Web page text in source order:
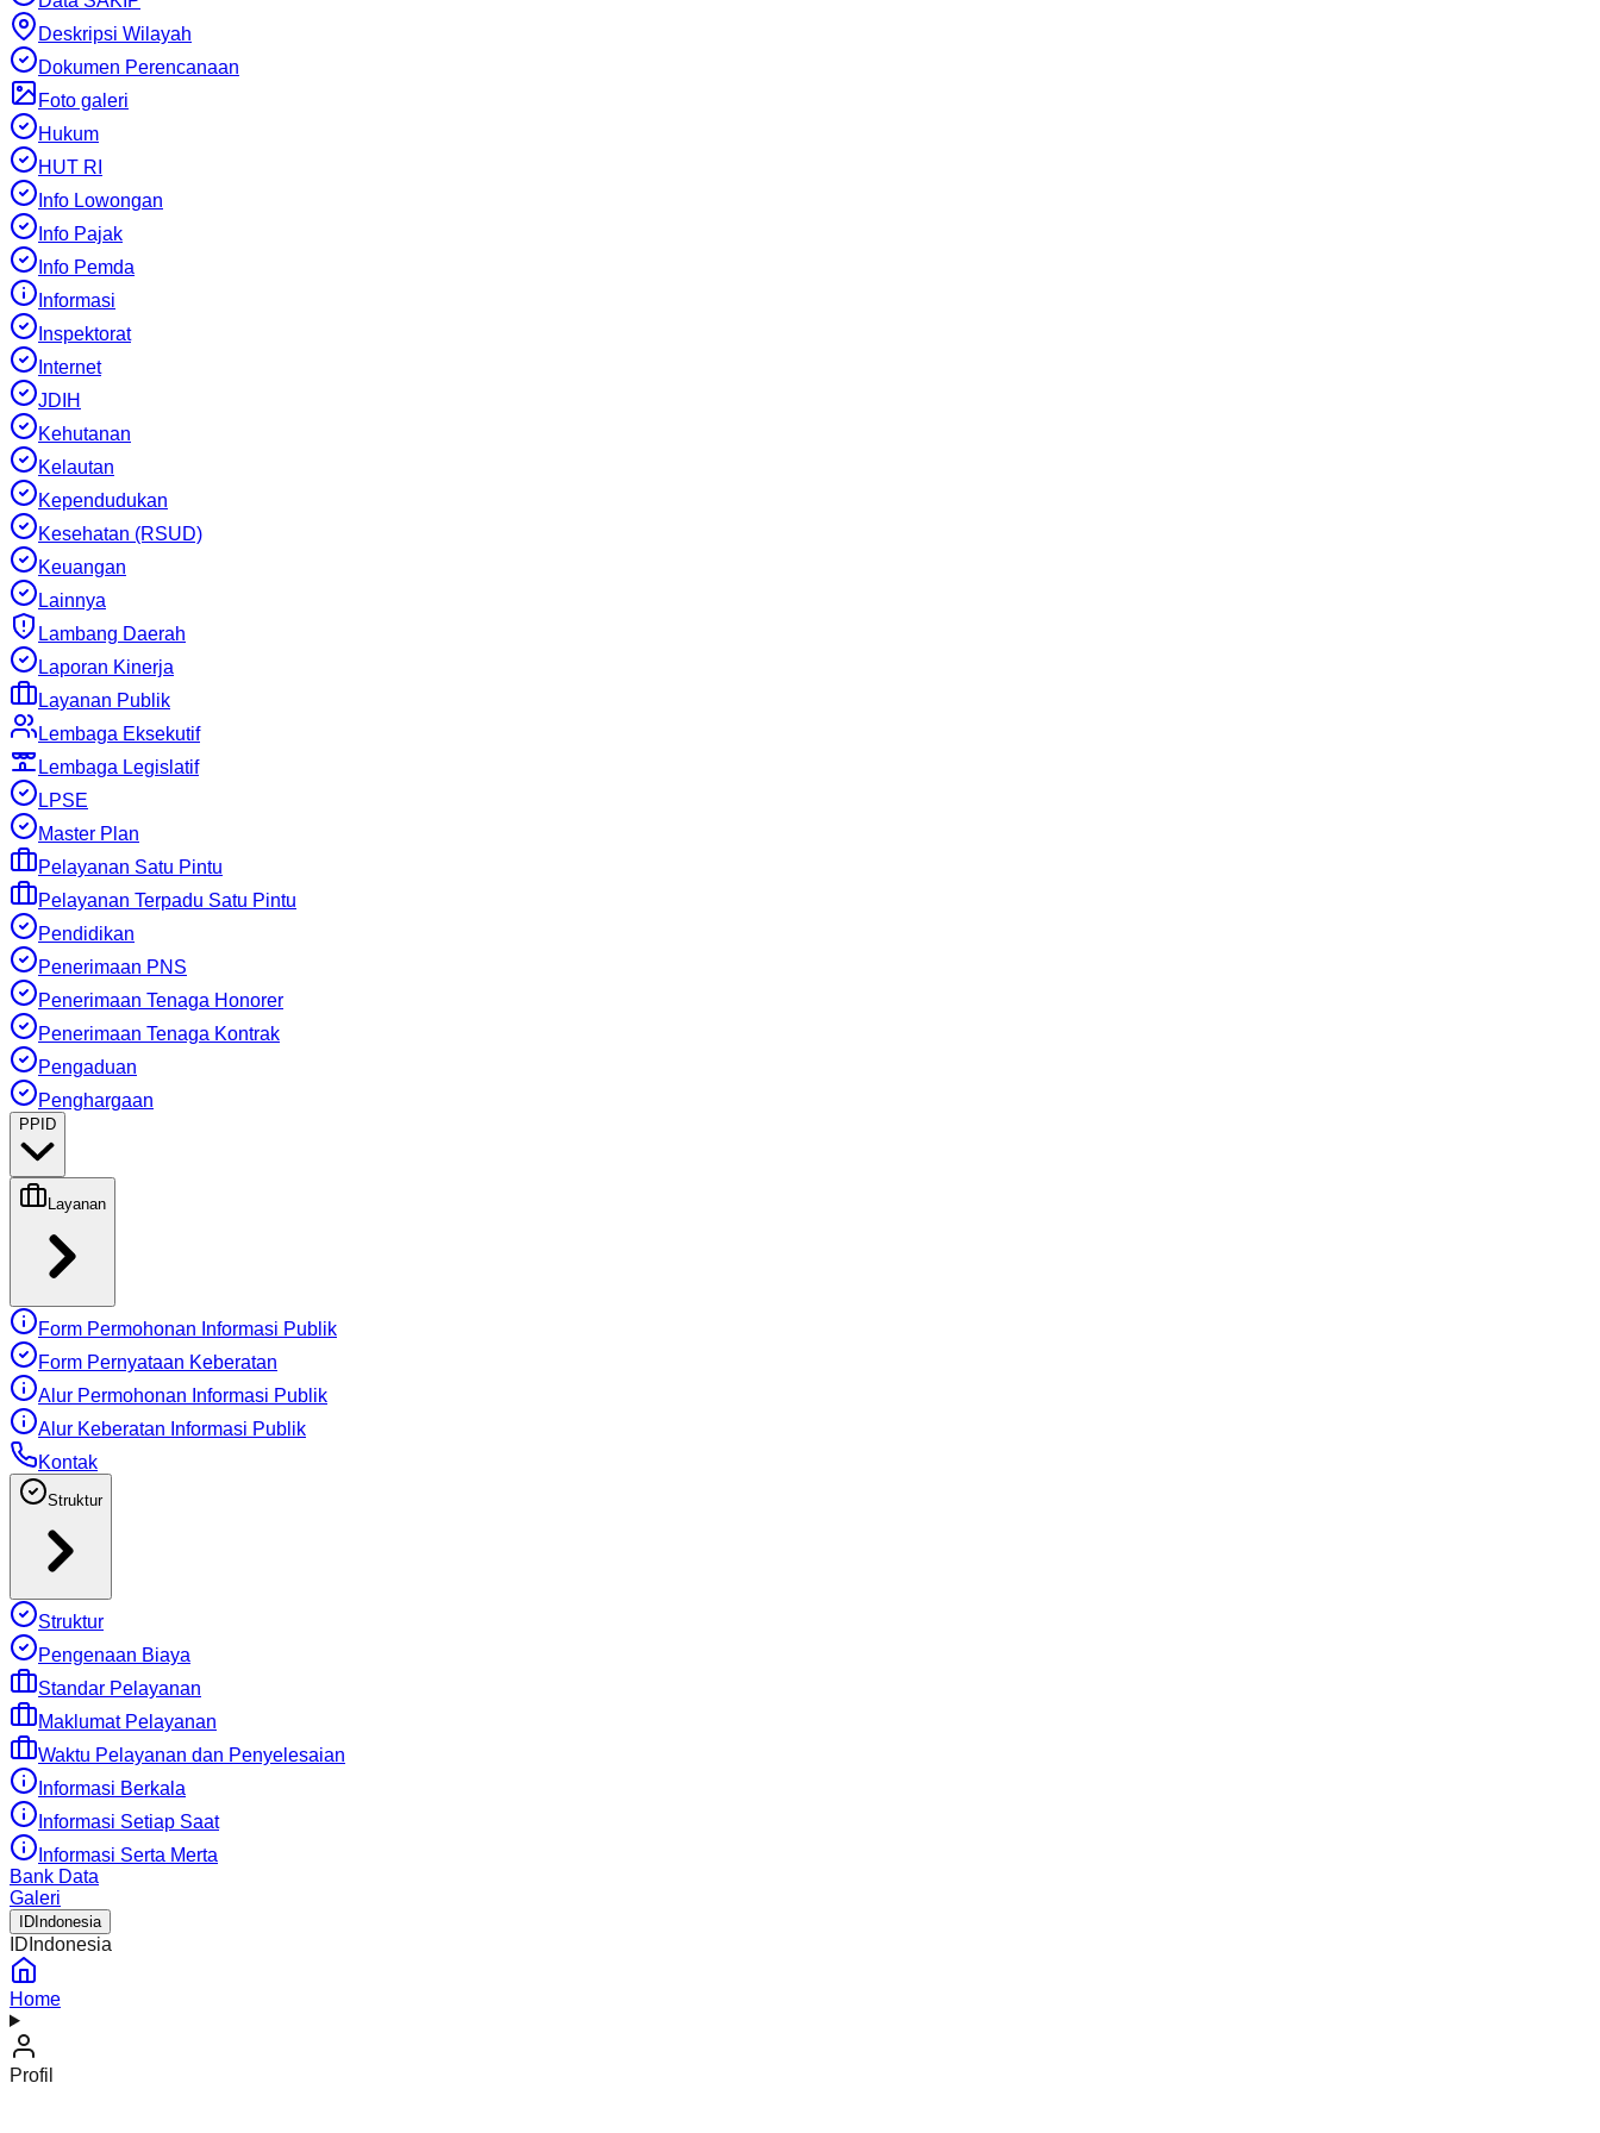
Deskripsi Wilayah
Dokumen Perencanaan
Foto galeri
Hukum
HUT RI
Info Lowongan
Info Pajak
Info Pemda
Informasi
Inspektorat
Internet
JDIH
Kehutanan
Kelautan
Kependudukan
Kesehatan (RSUD)
Keuangan
Lainnya
Lambang Daerah
Laporan Kinerja
Layanan Publik
Lembaga Eksekutif
Lembaga Legislatif
LPSE
Master Plan
Pelayanan Satu Pintu
Pelayanan Terpadu Satu Pintu
Pendidikan
Penerimaan PNS
Penerimaan Tenaga Honorer
Penerimaan Tenaga Kontrak
Pengaduan
Penghargaan
PPID
Layanan
Form Permohonan Informasi Publik
Form Pernyataan Keberatan
Alur Permohonan Informasi Publik
Alur Keberatan Informasi Publik
Kontak
Struktur
Struktur
Pengenaan Biaya
Standar Pelayanan
Maklumat Pelayanan
Waktu Pelayanan dan Penyelesaian
Informasi Berkala
Informasi Setiap Saat
Informasi Serta Merta
Bank Data
Galeri
ID Indonesia
ID Indonesia
Home
Profil